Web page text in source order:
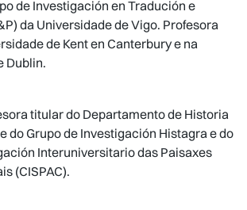
de Investigación en Tradución e
da Universidade de Vigo. Profesora
de Kent en Canterbury e na
Dublin.
titular do Departamento de Historia
do Grupo de Investigación Histagra e do
Interuniversitario das Paisaxes
(CISPAC).